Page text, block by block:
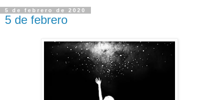
5 de febrero de 2020
5 de febrero